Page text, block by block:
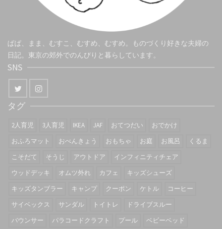
ぱぱ、まま、むすこ、むすめ、むすめ。ものづくり好きな夫婦の
日記。東京の郊外でのんびりと暮らしています。
SNS
タグ
2人育児 3人育児 IKEA JAF おてつだい
おでかけ
おふろマット
おべんきょう おもちゃ お庭 お風呂
くるま
こそだて
そうじ アウトドア
インフィニティチェア
ウッドデッキ
オムツ外れ カフェ
キッズシューズ
キッズタンブラー
キャンプ クーポン ケトル
コーヒー
サイベックス
サンダル トイトレ
ドライブスルー
バウンサー
パラコードクラフト プール ベビーベッド